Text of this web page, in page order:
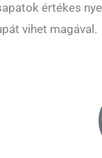
értékes
vihet magával.